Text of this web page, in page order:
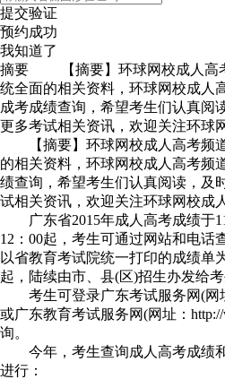
提交验证
预约成功
我知道了
摘要 【摘要】环球网校成人高
统全面的相关资料，环球网校成人
成考成绩查询，希望考生们认真阅
更多考试相关资讯，欢迎关注环球
【摘要】环球网校成人高考频
的相关资料，环球网校成人高考频
绩查询，希望考生们认真阅读，及
试相关资讯，欢迎关注环球网校成
广东省2015年成人高考成绩于11
12：00起，考生可通过网站和电话
以省教育考试院统一打印的成绩单
起，陆续由市、县(区)招生办发给考
考生可登录广东考试服务网(网址
或广东教育考试服务网(网址：http://
询。
今年，考生查询成人高考成绩
进行：